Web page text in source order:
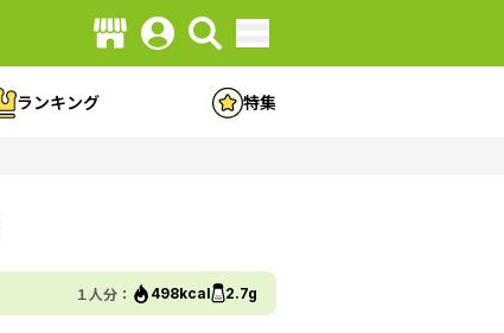
ランキング 特集
１人分： 498kcal 2.7g